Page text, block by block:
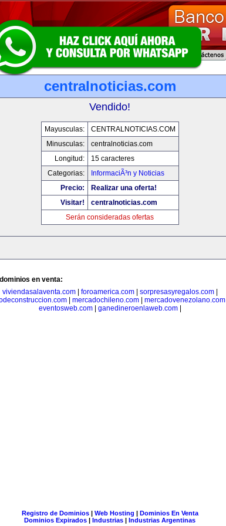
centralnoticias.com
Vendido!
Mayusculas:
CENTRALNOTICIAS.COM
Minusculas:
centralnoticias.com
Longitud:
15 caracteres
Categorias:
InformaciÃ³n y Noticias
Precio:
Realizar una oferta!
Visitar!
centralnoticias.com
Serán consideradas ofertas
en venta:
viviendasalaventa.com| foroamerica.com| sorpresasyregalos.com|
mercadochileno.com mercadovenezolano.com
eventosweb.com| ganedineroenlaweb.com|
Registro de Dominios| Web Hosting | Dominios En Venta
Dominios Expirados | Industrias | Industrias Argentinas